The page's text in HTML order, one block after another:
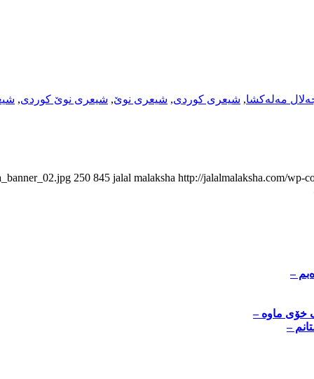
مەلەکشا, شیعری کوردی, شیعری نوێ, شیعری نوێ کوردی,
250 845 jalal malaksha http://jalalmalaksha.com/wp-
–
خۆی ماوە –
–